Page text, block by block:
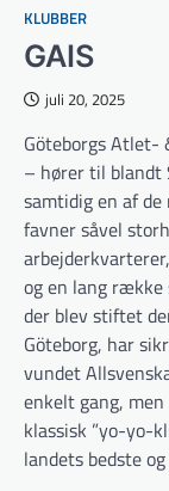
KLUBBER
GAIS
juli 20, 2025
Göteborgs Atlet-
– hører til blandt
samtidig en af
favner såvel
og en lang række
der blev stiftet
Göteborg, har
vundet
enkelt gang,
klassisk ”yo-yo-
landets bedste